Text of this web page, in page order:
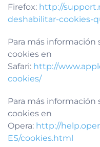
Firefox: http://
deshabilitar-cookies-
Para más información
cookies en
Safari: http://
cookies/
Para más información
cookies en
Opera: http://
ES/cookies.html